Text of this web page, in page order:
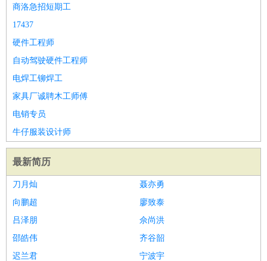
商洛急招短期工
17437
硬件工程师
自动驾驶硬件工程师
电焊工铆焊工
家具厂诚聘木工师傅
电销专员
牛仔服装设计师
最新简历
刀月灿
聂亦勇
向鹏超
廖致泰
吕泽朋
佘尚洪
邵皓伟
齐谷韶
迟兰君
宁波宇